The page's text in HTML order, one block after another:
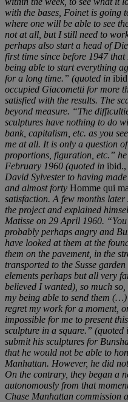
with the bases, Foinet is going
where one will be able to see
not at all, but I still need to
perhaps also start a head of
first time since before 1947
being able to start everything
for a long time.” (quoted in
occupied Giacometti for more
satisfied with the results. The
beyond measure. “The
sculptures have nothing to do
bank, capitalism, etc. as you
me at all. It is only a question
proportions, figuration, etc.”
February 1960 (quoted in ibid.,
David Sylvester to having
and almost forty Homme qui
satisfaction. A few months
the project and explained
Matisse on 29 April 1960.
probably perhaps angry and
have looked at them at the
them on the pavement, in the
transported to the Susse
elements perhaps but all very
believed I wanted), so much
my being able to send them
regret my work for a moment,
impossible for me to present
sculpture in a square.” (quoted
submit his sculptures for
that he would not be able to
Manhattan. However, he did
On the contrary, they began a
autonomously from that
Chase Manhattan commission